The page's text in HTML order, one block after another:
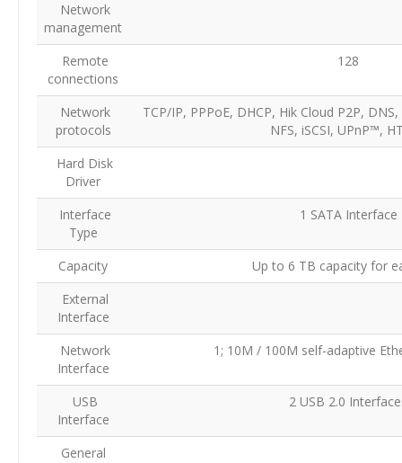
Network
management
Remote
connections
128
Network
protocols
TCP/IP, PPPoE, DHCP, Hik Cloud P2P,
NFS, iSCSI, UPnP™,
Hard Disk
Driver
Interface
Type
1 SATA Interface
Capacity
Up to 6 TB capacity for
External
Interface
Network
Interface
1; 10M / 100M self-adaptive
USB
Interface
2 USB 2.0
General